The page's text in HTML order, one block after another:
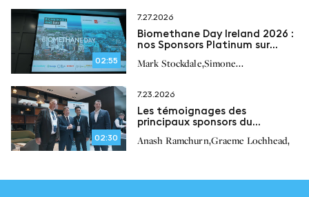
02:55
7.27.2026
Biomethane Day Ireland 2026 :
nos Sponsors Platinum sur
Irlande
Mark Stockdale,Simone
02:30
7.23.2026
Les témoignages des
principaux sponsors du
Anash Ramchurn,Graeme Lochhead,